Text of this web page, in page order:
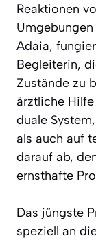
Reaktionen
Adaia,
Begleiterin,
Zustände zu
ärztliche
duale
als auch auf
darauf ab,
ernsthafte
Das jüngste
speziell an